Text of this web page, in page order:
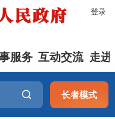
登录
服务 互动交流 走进
长者模式